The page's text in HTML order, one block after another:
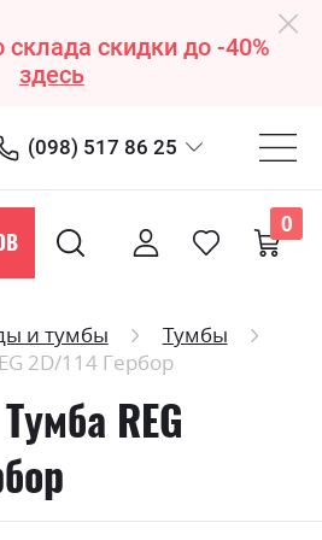
скидки до -40%
здесь
(098) 517 86 25
0
и тумбы
Тумбы
2D/114 Гербор
REG